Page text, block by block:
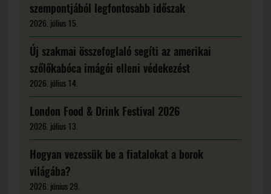
szempontjából legfontosabb időszak
2026. július 15.
Új szakmai összefoglaló segíti az amerikai
szőlőkabóca imágói elleni védekezést
2026. július 14.
London Food & Drink Festival 2026
2026. július 13.
Hogyan vezessük be a fiatalokat a borok
világába?
2026. június 29.